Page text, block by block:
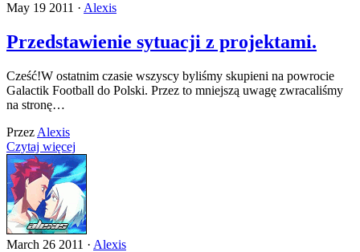
May 19 2011 · Alexis
Przedstawienie sytuacji z projektami.
Cześć!W ostatnim czasie wszyscy byliśmy skupieni na powrocie
Galactik Football do Polski. Przez to mniejszą uwagę zwracaliśmy
na stronę…
Przez Alexis
Czytaj więcej
March 26 2011 · Alexis